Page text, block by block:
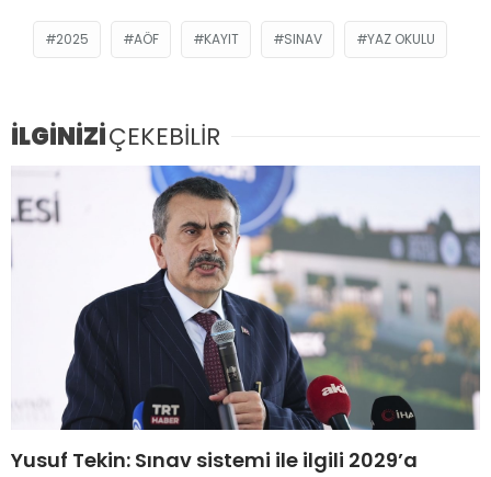
2025 AÖF KAYIT SINAV YAZ OKULU
İLGİNİZİÇEKEBİLİR
Yusuf Tekin: Sınav sistemi ile ilgili 2029’a